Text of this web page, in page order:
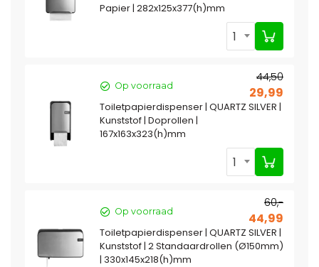
Papier | 282x125x377(h)mm
1
Op voorraad
44,50
29,99
Toiletpapierdispenser | QUARTZ SILVER |
Kunststof | Doprollen |
167x163x323(h)mm
1
Op voorraad
60,-
44,99
Toiletpapierdispenser | QUARTZ SILVER |
Kunststof | 2 Standaardrollen (Ø150mm)
| 330x145x218(h)mm